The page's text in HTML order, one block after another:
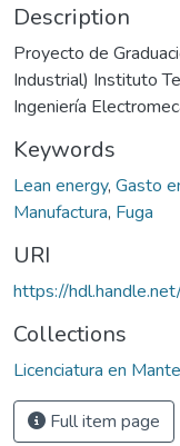
Description
Proyecto de
Industrial) Instituto
Ingeniería
Keywords
Lean energy, Gasto
Manufactura, Fuga
URI
https://
Collections
Licenciatura en
Full item page